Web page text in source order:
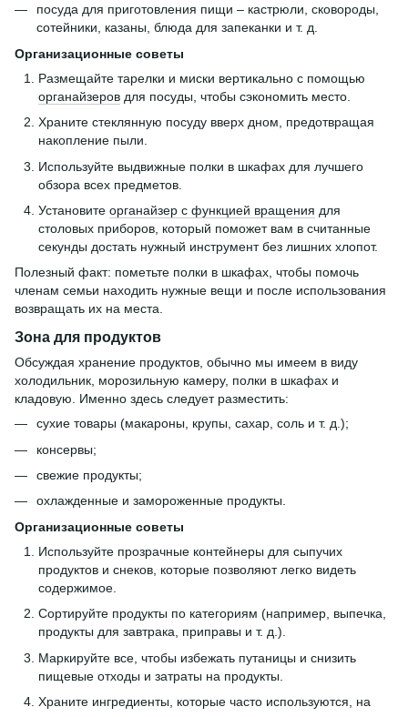
посуда для приготовления пищи – кастрюли, сковороды,
сотейники, казаны, блюда для запеканки и т. д.
Организационные советы
Размещайте тарелки и миски вертикально с помощью
органайзеров для посуды, чтобы сэкономить место.
Храните стеклянную посуду вверх дном, предотвращая
накопление пыли.
Используйте выдвижные полки в шкафах для лучшего
обзора всех предметов.
Установите органайзер с функцией вращения для
столовых приборов, который поможет вам в считанные
секунды достать нужный инструмент без лишних хлопот.
Полезный факт: пометьте полки в шкафах, чтобы помочь
членам семьи находить нужные вещи и после использования
возвращать их на места.
Зона для продуктов
Обсуждая хранение продуктов, обычно мы имеем в виду
холодильник, морозильную камеру, полки в шкафах и
кладовую. Именно здесь следует разместить:
сухие товары (макароны, крупы, сахар, соль и т. д.);
консервы;
свежие продукты;
охлажденные и замороженные продукты.
Организационные советы
Используйте прозрачные контейнеры для сыпучих
продуктов и снеков, которые позволяют легко видеть
содержимое.
Сортируйте продукты по категориям (например, выпечка,
продукты для завтрака, приправы и т. д.).
Маркируйте все, чтобы избежать путаницы и снизить
пищевые отходы и затраты на продукты.
Храните ингредиенты, которые часто используются, на